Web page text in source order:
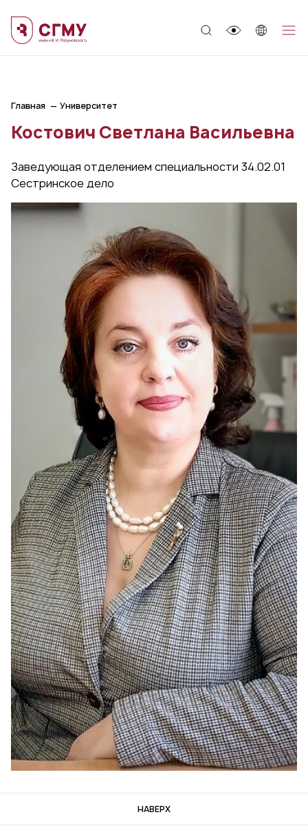
Главная Университет
Костович Светлана Васильевна
Заведующая отделением специальности 34.02.01
Сестринское дело
НАВЕРХ